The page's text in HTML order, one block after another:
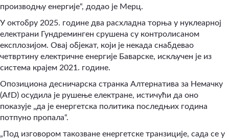
производњу енергије“, додао је Мерц.
У октобру 2025. године два расхладна торња у нуклеарној
електрани Гундреминген срушена су контролисаном
експлозијом. Овај објекат, који је некада снабдевао
четвртину електричне енергије Баварске, искључен је из
система крајем 2021. године.
Опозициона десничарска странка Алтернатива за Немачку
(AfD) осудила је рушење електране, истичући да оно
показује „да је енергетска политика последњих година
потпуно пропала“.
„Под изговором такозване енергетске транзиције, сада се у